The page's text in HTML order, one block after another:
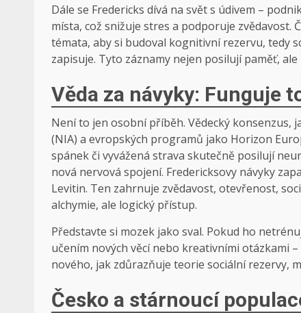
Dále se Fredericks dívá na svět s údivem –
místa, což snižuje stres a podporuje zvědavost.
témata, aby si budoval kognitivní rezervu, tedy
zapisuje. Tyto záznamy nejen posilují paměť,
Věda za návyky: Funguje
Není to jen osobní příběh. Vědecký
(NIA) a evropských programů jako Horizon
spánek či vyvážená strava skutečně posilují
nová nervová spojení. Fredericksovy návyky
Levitin. Ten zahrnuje zvědavost, otevřenost,
alchymie, ale logický přístup.
Představte si mozek jako sval. Pokud ho
učením nových věcí nebo kreativními otázkami
nového, jak zdůrazňuje teorie sociální rezervy,
Česko a stárnoucí